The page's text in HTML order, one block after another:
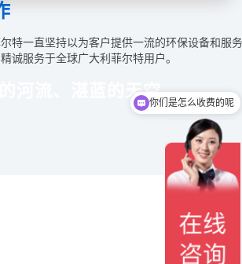
特一直坚持以为客户提供一流的环保设备和服
诚服务于全球广大利菲尔特用户。
河流、湛蓝的天空。
现在有优惠活动吗